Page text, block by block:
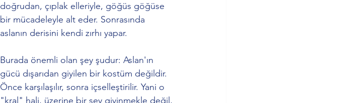
doğrudan, çıplak elleriyle, göğüs göğüse
bir mücadeleyle alt eder. Sonrasında
aslanın derisini kendi zırhı yapar.
Burada önemli olan şey şudur: Aslan'ın
gücü dışarıdan giyilen bir kostüm değildir.
Önce karşılaşılır, sonra içselleştirilir. Yani o
"kral" hali, üzerine bir şey giyinmekle değil,